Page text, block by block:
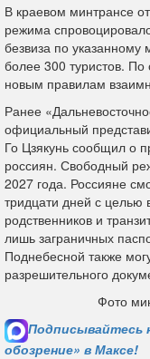
В краевом минтрансе
режима
безвиза по указанному
более 300 туристов. По
новым правилам
Ранее
официальный
Го Цзякунь сообщил о
россиян. Свободный
2027 года. Россияне
тридцати дней с целью
родственников и
лишь заграничных
Поднебесной также
разрешительного
Фото
Подписывайтесь
обозрение» в Максе!